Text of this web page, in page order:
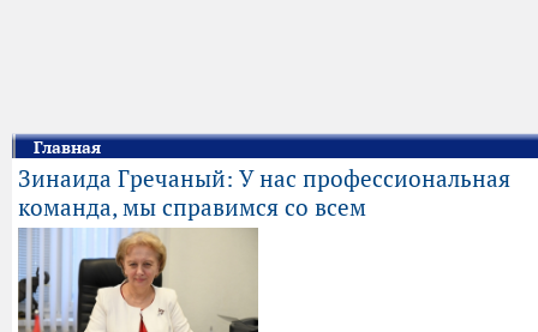
Главная
Зинаида Гречаный: У нас профессиональная
команда, мы справимся со всем